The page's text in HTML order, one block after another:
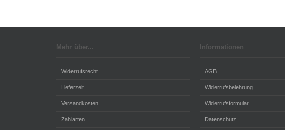
Mehr über...
Widerrufsrecht
Lieferzeit
Versandkosten
Zahlarten
Informationen
AGB
Widerrufsbelehrung
Widerrufsformular
Datenschutz